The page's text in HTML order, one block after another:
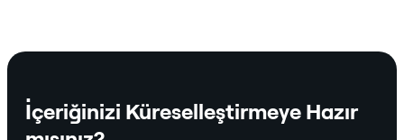
İçeriğinizi Küreselleştirmeye Hazır